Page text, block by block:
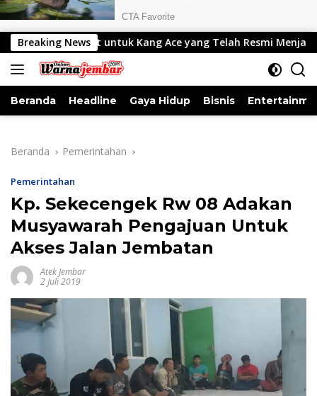
Langsung
ke
konten
Breaking News
Kang Ace yang Telah Resmi Menjabat Gubernur Lemhanas
Beranda Headline Gaya Hidup Bisnis
Beranda Pemerintahan
Pemerintahan
Kp. Sekecengek Rw 08 Adakan
Musyawarah Pengajuan Untuk
Akses Jalan Jembatan
Atek Jembar
2 Juli 2019